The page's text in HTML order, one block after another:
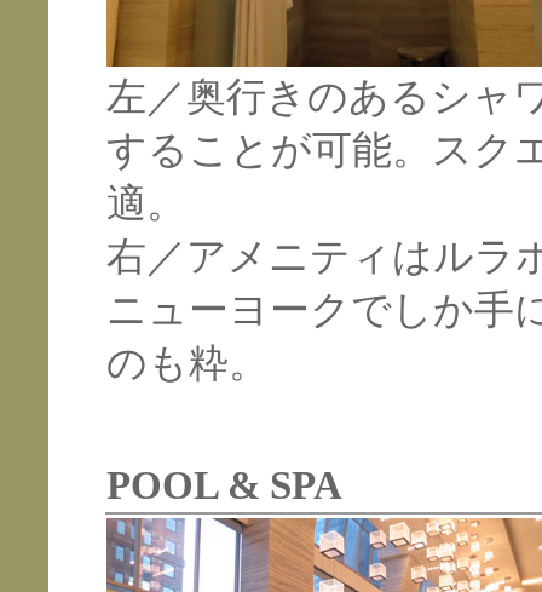
左／奥行きのあるシャ
することが可能。スク
適。
右／アメニティはルラ
ニューヨークでしか手
のも粋。
POOL & SPA